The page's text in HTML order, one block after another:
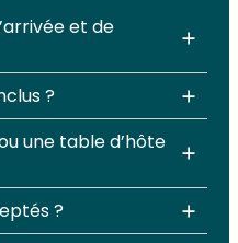
et de
?
une table d’hôte
?